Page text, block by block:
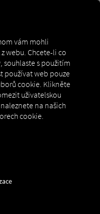
Connect
tuto službu
vám mohli
webu. Chcete-li co
souhlaste s použitím
používat web pouze
cookie. Klikněte
uživatelskou
na našich
cookie.